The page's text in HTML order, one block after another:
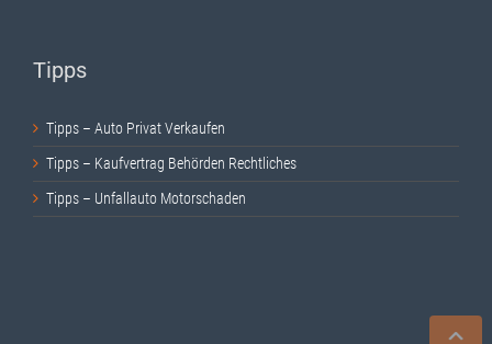
Tipps
Tipps – Auto Privat Verkaufen
Tipps – Kaufvertrag Behörden Rechtliches
Tipps – Unfallauto Motorschaden